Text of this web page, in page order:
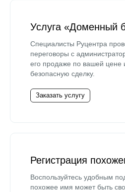
Услуга «Доменный
Специалисты Руцентра
переговоры с
его продаже по вашей цене
безопасную сделку.
Заказать услугу
Регистрация
Воспользуйтесь удобным
похожее имя может быть